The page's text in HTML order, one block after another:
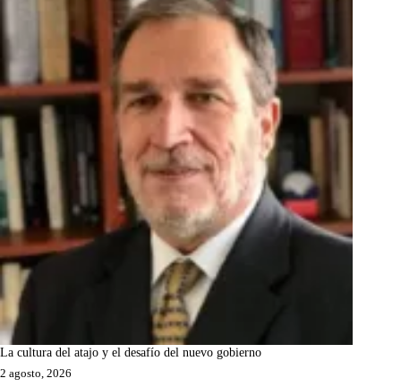
La cultura del atajo y el desafío del nuevo gobierno
2 agosto, 2026